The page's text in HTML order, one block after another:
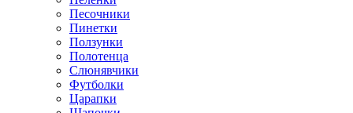
Песочники
Пинетки
Ползунки
Полотенца
Слюнявчики
Футболки
Царапки